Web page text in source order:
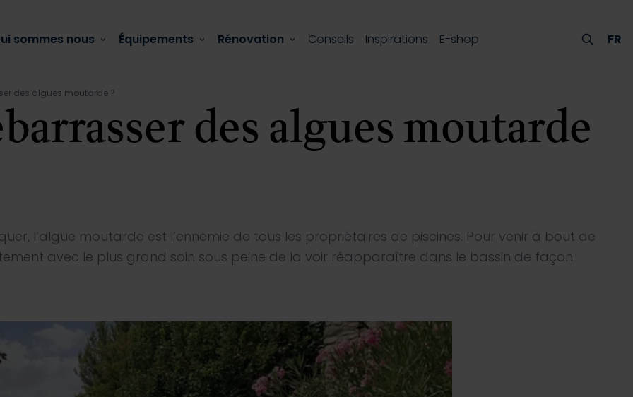
sommes nous
Actualité
Équipements
Découvrez nos robots électriques
Rénovation
la réparer ?
Conseils Inspirations E-shop FR
des algues moutarde ?
des algues moutarde
l’algue moutarde est l’ennemie de tous les propriétaires de piscines. Pour venir à bout de
avec le plus grand soin sous peine de la voir réapparaître dans le bassin de façon